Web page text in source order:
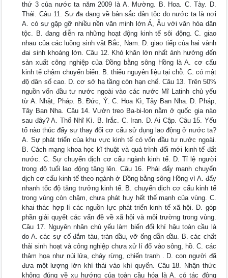
thứ 3 của nước ta năm 2009 là A. Mường. B. Hoa. C. Tày. D.
Thái. Câu 11. Sự đa dạng về bản sắc dân tộc do nước ta là nơi
A. có sự gặp gỡ nhiều nền văn minh lớn Á, Âu với văn hóa dân
tộc. B. đang diễn ra những hoạt động kinh tế sôi động. C. giao
nhau của các luồng sinh vật Bắc, Nam. D. giao tiếp của hai vành
đai sinh khoáng lớn. Câu 12. Khó khăn lớn nhất ảnh hưởng đến
sản xuất công nghiệp của Đồng bằng sông Hồng là A. cơ cấu
kinh tế chậm chuyển biến. B. thiếu nguyên liệu tại chỗ. C. có mật
độ dân số cao. D. cơ sở hạ tầng còn hạn chế. Câu 13. Trên 50%
nguồn vốn đầu tư nước ngoài vào các nước Mĩ Latinh chủ yếu
từ A. Nhật, Pháp. B. Đức, Ý. C. Hoa Kì, Tây Ban Nha. D. Pháp,
Tây Ban Nha. Câu 14. Vườn treo Ba-bi-lon nằm ở quốc gia nào
sau đây? A. Thổ Nhĩ Kì. B. Irắc. C. Iran. D. Ai Cập. Câu 15. Yếu
tố nào thúc đẩy sự thay đổi cơ cấu sử dụng lao động ở nước ta?
A. Sự phát triển của khu vực kinh tế có vốn đầu tư nước ngoài.
B. Cách mạng khoa học kĩ thuật và quá trình đổi mới kinh tế đất
nước. C. Sự chuyển dịch cơ cấu ngành kinh tế. D. Tỉ lệ người
trong độ tuổi lao động tăng lên. Câu 16. Phải đẩy mạnh chuyển
dịch cơ cấu kinh tế theo ngành ở Đồng bằng sông Hồng vì A. đẩy
nhanh tốc độ tăng trưởng kinh tế. B. chuyển dịch cơ cấu kinh tế
trong vùng còn chậm, chưa phát huy hết thế mạnh của vùng. C.
khai thác hợp lí các nguồn lực phát triển kinh tế xã hội. D. góp
phần giải quyết các vấn đề về xã hội và môi trường trong vùng.
Câu 17. Nguyên nhân chủ yếu làm biến đổi khí hậu toàn cầu là
do A. các sự cố đắm tàu, tràn dầu, vỡ ống dẫn dầu. B. các chất
thải sinh hoạt và công nghiệp chưa xử lí đổ vào sông, hồ. C. các
thảm họa như núi lửa, cháy rừng, chiến tranh . D. con người đã
đưa một lượng lớn khí thải vào khí quyển. Câu 18. Nhận thức
không đúng về xu hướng của toàn cầu hóa là A. có tác động